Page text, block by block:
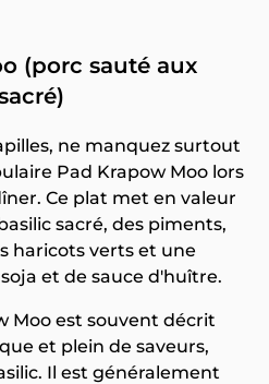
(porc sauté aux
ne manquez surtout
Pad Krapow Moo lors
Ce plat met en valeur
sacré, des piments,
haricots verts et une
et de sauce d'huître.
Moo est souvent décrit
et plein de saveurs,
Il est généralement